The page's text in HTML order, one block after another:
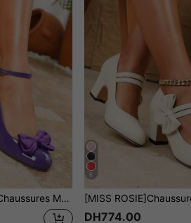
hauts noirs/chaussures confortables pour femmes/étiquette d'affaires/vacances/chaussures formelles pour femmes printemps & été/chaussures de mariée/chaussures assorties à la robe moulante Y2K
6
DH774.00